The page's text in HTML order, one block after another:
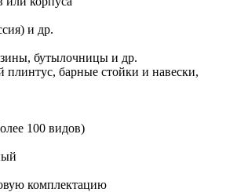
и др.
бутылочницы и др.
барные стойки и навески,
100 видов)
комплектацию